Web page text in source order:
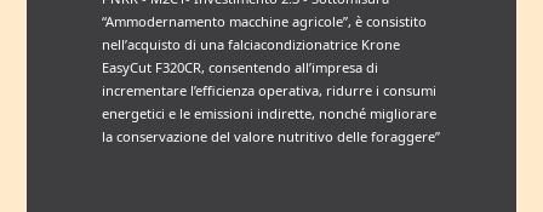
“Ammodernamento macchine agricole”, è consistito
nell’acquisto di una falciacondizionatrice Krone
EasyCut F320CR, consentendo all’impresa di
incrementare l’efficienza operativa, ridurre i consumi
energetici e le emissioni indirette, nonché migliorare
la conservazione del valore nutritivo delle foraggere”